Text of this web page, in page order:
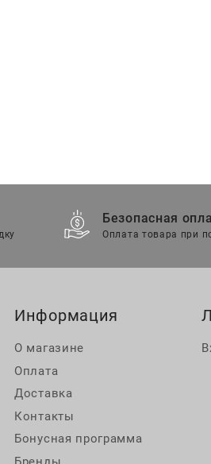
Безопасная
Оплата товара при
Информация
О магазине
Оплата
Доставка
Контакты
Бонусная программа
Бренды